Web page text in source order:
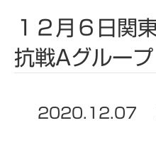
１２月６日関
抗戦Aグルー
2020.12.07